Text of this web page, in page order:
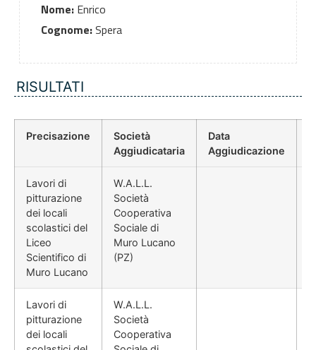
Nome:Enrico
Cognome:Spera
RISULTATI
Precisazione
Società
Aggiudicataria
Data
Aggiudicazione
Lavori di
pitturazione
dei locali
scolastici del
Liceo
Scientifico di
Muro Lucano
W.A.L.L.
Società
Cooperativa
Sociale di
Muro Lucano
(PZ)
Lavori di
pitturazione
dei locali
W.A.L.L.
Società
Cooperativa